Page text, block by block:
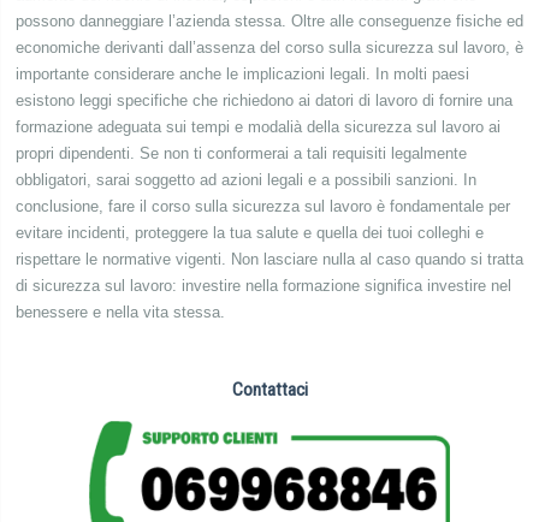
possono danneggiare l’azienda stessa. Oltre alle conseguenze fisiche ed
economiche derivanti dall’assenza del corso sulla sicurezza sul lavoro, è
importante considerare anche le implicazioni legali. In molti paesi
esistono leggi specifiche che richiedono ai datori di lavoro di fornire una
formazione adeguata sui tempi e modalià della sicurezza sul lavoro ai
propri dipendenti. Se non ti conformerai a tali requisiti legalmente
obbligatori, sarai soggetto ad azioni legali e a possibili sanzioni. In
conclusione, fare il corso sulla sicurezza sul lavoro è fondamentale per
evitare incidenti, proteggere la tua salute e quella dei tuoi colleghi e
rispettare le normative vigenti. Non lasciare nulla al caso quando si tratta
di sicurezza sul lavoro: investire nella formazione significa investire nel
benessere e nella vita stessa.
Contattaci